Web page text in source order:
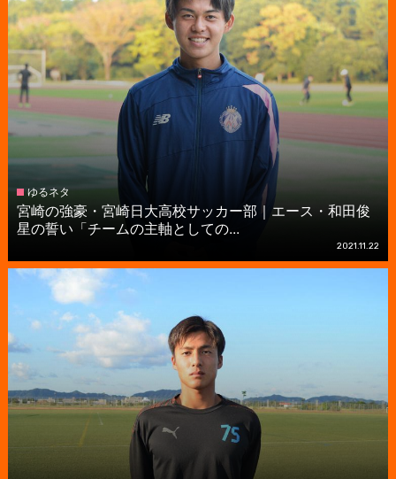
ゆるネタ
宮崎の強豪・宮崎日大高校サッカー部｜エース・和田俊
星の誓い「チームの主軸としての...
2021.11.22